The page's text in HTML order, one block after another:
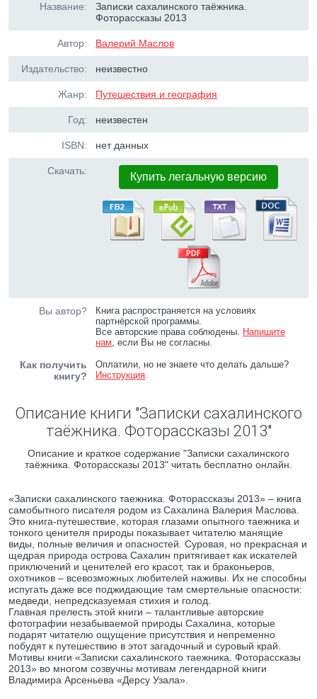
Название:
Записки сахалинского таёжника.
Фоторассказы 2013
Автор: Валерий Маслов
Издательство: неизвестно
Жанр: Путешествия и география
Год: неизвестен
ISBN: нет данных
Скачать: Купить легальную версию
Вы автор?
Книга распространяется на условиях
партнёрской программы.
Все авторские права соблюдены. Напишите
нам, если Вы не согласны.
Как получить
книгу?
Оплатили, но не знаете что делать дальше?
Инструкция.
Описание книги "Записки сахалинского
таёжника. Фоторассказы 2013"
Описание и краткое содержание "Записки сахалинского
таёжника. Фоторассказы 2013" читать бесплатно онлайн.
«Записки сахалинского таежника. Фоторассказы 2013» – книга
самобытного писателя родом из Сахалина Валерия Маслова.
Это книга-путешествие, которая глазами опытного таежника и
тонкого ценителя природы показывает читателю манящие
виды, полные величия и опасностей. Суровая, но прекрасная и
щедрая природа острова Сахалин притягивает как искателей
приключений и ценителей его красот, так и браконьеров,
охотников – всевозможных любителей наживы. Их не способны
испугать даже все поджидающие там смертельные опасности:
медведи, непредсказуемая стихия и голод.
Главная прелесть этой книги – талантливые авторские
фотографии незабываемой природы Сахалина, которые
подарят читателю ощущение присутствия и непременно
побудят к путешествию в этот загадочный и суровый край.
Мотивы книги «Записки сахалинского таежника. Фоторассказы
2013» во многом созвучны мотивам легендарной книги
Владимира Арсеньева «Дерсу Узала».